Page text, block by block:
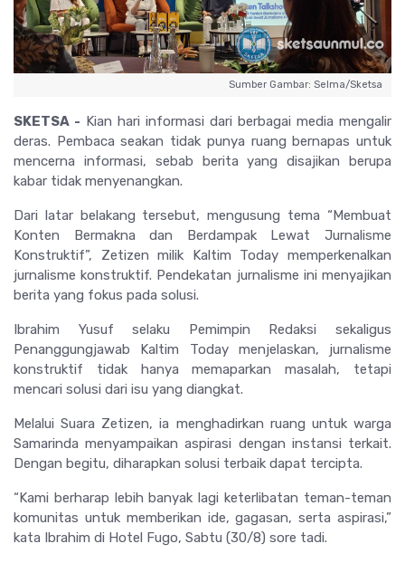
Sumber Gambar: Selma/Sketsa
SKETSA - Kian hari informasi dari berbagai media mengalir
deras. Pembaca seakan tidak punya ruang bernapas untuk
mencerna informasi, sebab berita yang disajikan berupa
kabar tidak menyenangkan.
Dari latar belakang tersebut, mengusung tema “Membuat
Konten Bermakna dan Berdampak Lewat Jurnalisme
Konstruktif”, Zetizen milik Kaltim Today memperkenalkan
jurnalisme konstruktif. Pendekatan jurnalisme ini menyajikan
berita yang fokus pada solusi.
Ibrahim Yusuf selaku Pemimpin Redaksi sekaligus
Penanggungjawab Kaltim Today menjelaskan, jurnalisme
konstruktif tidak hanya memaparkan masalah, tetapi
mencari solusi dari isu yang diangkat.
Melalui Suara Zetizen, ia menghadirkan ruang untuk warga
Samarinda menyampaikan aspirasi dengan instansi terkait.
Dengan begitu, diharapkan solusi terbaik dapat tercipta.
“Kami berharap lebih banyak lagi keterlibatan teman-teman
komunitas untuk memberikan ide, gagasan, serta aspirasi,”
kata Ibrahim di Hotel Fugo, Sabtu (30/8) sore tadi.